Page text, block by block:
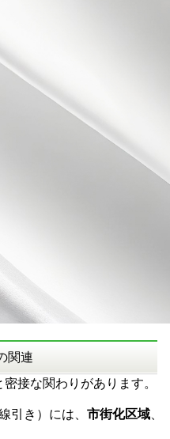
関連
接な関わりがあります。
引き）には、 市街化区域、